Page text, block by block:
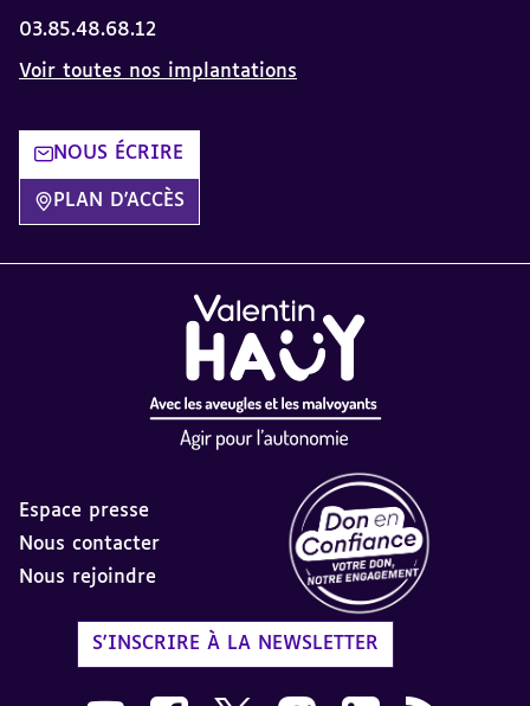
03.85.48.68.12
Voir toutes nos implantations
NOUS ÉCRIRE
PLAN D'ACCÈS
Espace presse
Nous contacter
Nous rejoindre
S'INSCRIRE À LA NEWSLETTER
Nous suivre sur Youtube AVH dans une
Nous suivre sur Facebook AVH dans
Nous suivre sur X AVH dans une
Nous suivre sur Instagram
Nous suivre sur
Flux RSS